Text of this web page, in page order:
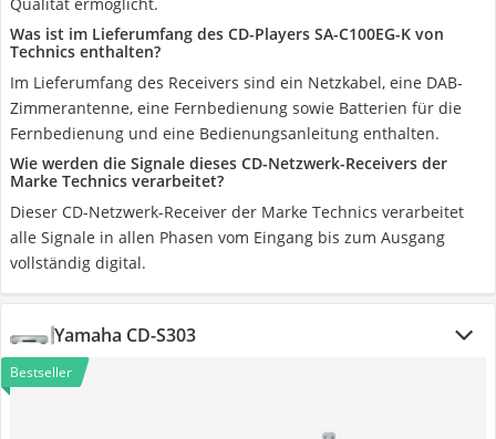
Was ist im Lieferumfang des CD-Players SA-C100EG-K von
Technics enthalten?
Im Lieferumfang des Receivers sind ein Netzkabel, eine DAB-
Zimmerantenne, eine Fernbedienung sowie Batterien für die
Fernbedienung und eine Bedienungsanleitung enthalten.
Wie werden die Signale dieses CD-Netzwerk-Receivers der
Marke Technics verarbeitet?
Dieser CD-Netzwerk-Receiver der Marke Technics verarbeitet
alle Signale in allen Phasen vom Eingang bis zum Ausgang
vollständig digital.
Yamaha CD-S303
Bestseller